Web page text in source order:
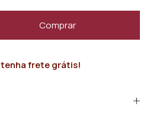
tenha frete grátis!